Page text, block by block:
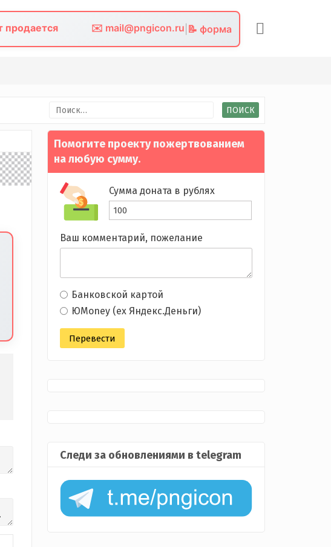
продается ✉️ mail@pngicon.ru 📝 форма
Найти:
Помогите проекту пожертвованием
на любую сумму.
Сумма доната в рублях
Ваш комментарий, пожелание
Банковской картой
ЮMoney (ex Яндекс.Деньги)
Следи за обновлениями в telegram